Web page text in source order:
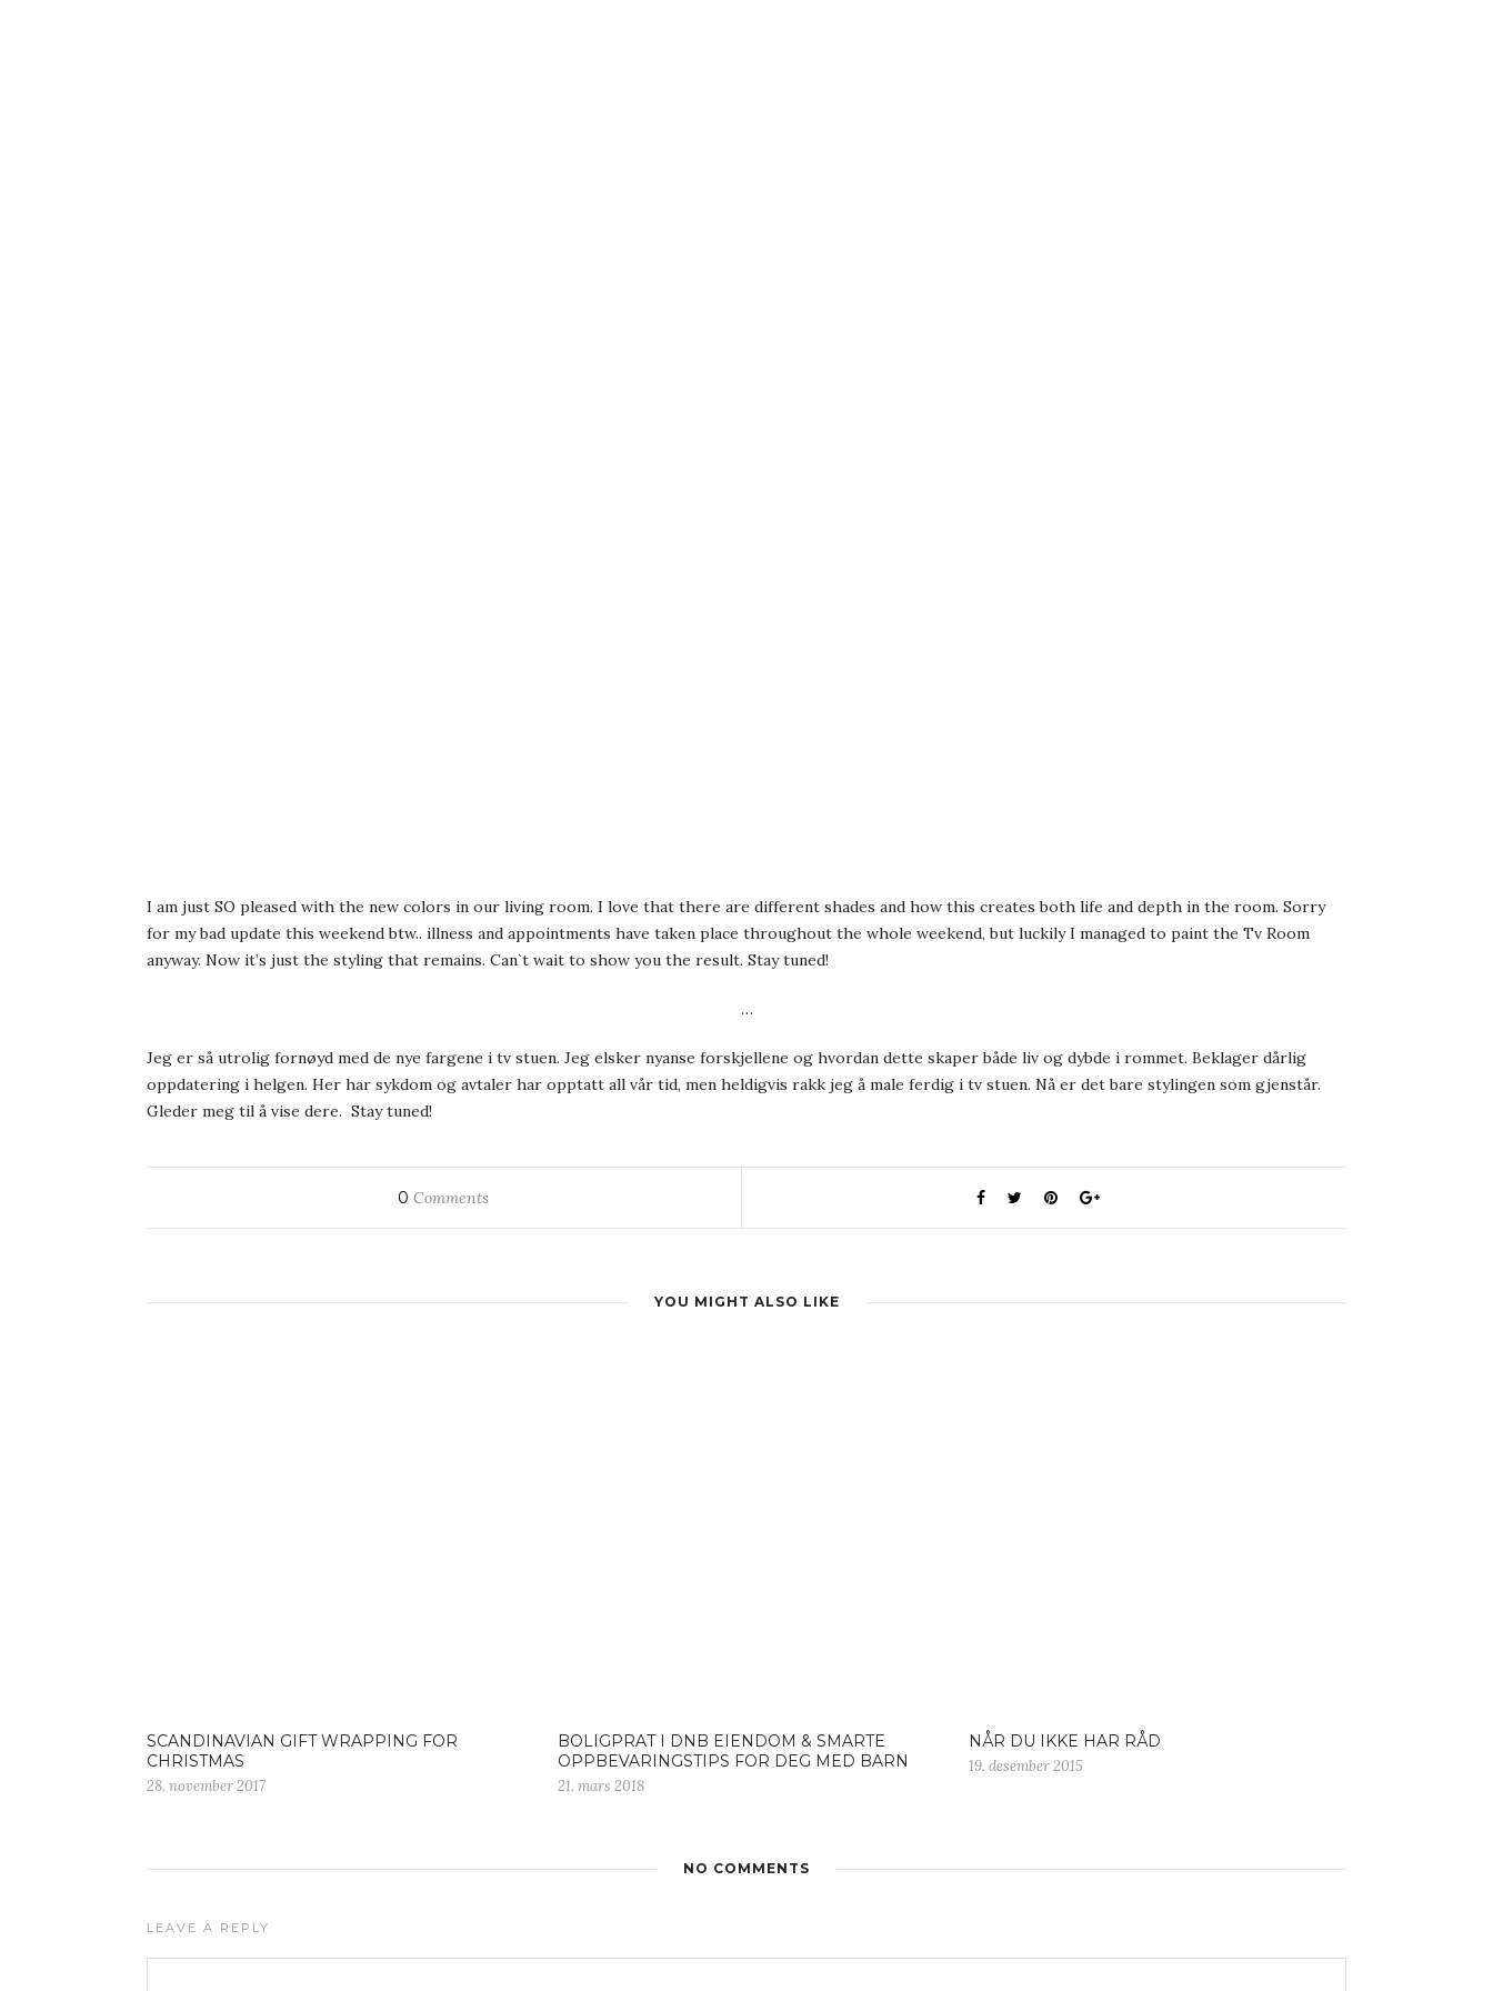
I am just SO pleased with the new colors in our living room. I love that there are different shades and how this creates both life and depth in the room. Sorry
for my bad update this weekend btw.. illness and appointments have taken place throughout the whole weekend, but luckily I managed to paint the Tv Room
anyway. Now it’s just the styling that remains. Can`t wait to show you the result. Stay tuned!
…
Jeg er så utrolig fornøyd med de nye fargene i tv stuen. Jeg elsker nyanse forskjellene og hvordan dette skaper både liv og dybde i rommet. Beklager dårlig
oppdatering i helgen. Her har sykdom og avtaler har opptatt all vår tid, men heldigvis rakk jeg å male ferdig i tv stuen. Nå er det bare stylingen som gjenstår.
Gleder meg til å vise dere. Stay tuned!
0 Comments
YOU MIGHT ALSO LIKE
SCANDINAVIAN GIFT WRAPPING FOR
CHRISTMAS
28. november 2017
BOLIGPRAT I DNB EIENDOM & SMARTE
OPPBEVARINGSTIPS FOR DEG MED BARN
21. mars 2018
NÅR DU IKKE HAR RÅD
19. desember 2015
NO COMMENTS
LEAVE A REPLY